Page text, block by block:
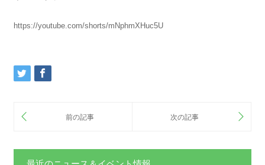
https://youtube.com/shorts/mNphmXHuc5U